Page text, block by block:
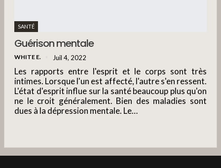
SANTÉ
Guérison mentale
WHITE E. Juil 4, 2022
Les rapports entre l'esprit et le corps sont très
intimes. Lorsque l'un est affecté, l'autre s'en ressent.
L'état d'esprit influe sur la santé beaucoup plus qu'on
ne le croit généralement. Bien des maladies sont
dues à la dépression mentale. Le…